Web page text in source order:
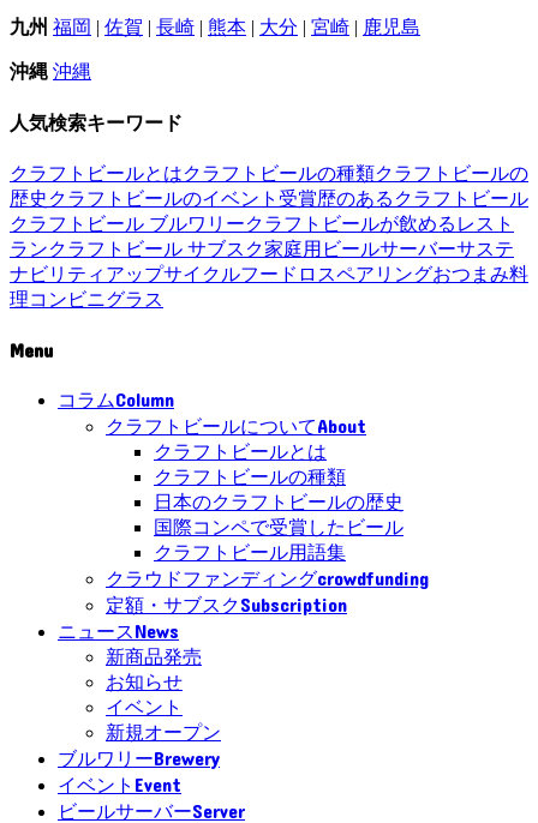
九州 福岡 | 佐賀 | 長崎 | 熊本 | 大分 | 宮崎 | 鹿児島
沖縄 沖縄
人気検索キーワード
クラフトビールとはクラフトビールの種類クラフトビールの
歴史 クラフトビールのイベント 受賞歴のあるクラフトビール
クラフトビール ブルワリークラフトビールが飲めるレスト
ランクラフトビール サブスク家庭用ビールサーバーサステ
ナビリティ アップサイクルフードロスペアリングおつまみ料
理コンビニグラス
Menu
コラムColumn
クラフトビールについてAbout
クラフトビールとは
クラフトビールの種類
日本のクラフトビールの歴史
国際コンペで受賞したビール
クラフトビール用語集
クラウドファンディングcrowdfunding
定額・サブスクSubscription
ニュースNews
新商品発売
お知らせ
イベント
新規オープン
ブルワリーBrewery
イベント Event
ビールサーバーServer